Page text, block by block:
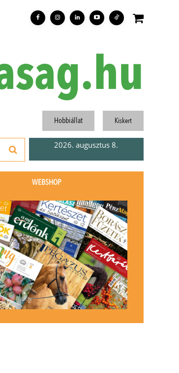
Hobbiállat Kiskert
2026. augusztus 8.
WEBSHOP